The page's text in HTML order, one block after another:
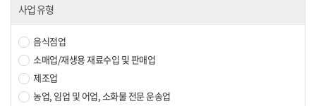
사업 유형
음식점업
소매업/재생용 재료수입 및 판매업
제조업
농업, 임업 및 어업, 소화물 전문 운송업